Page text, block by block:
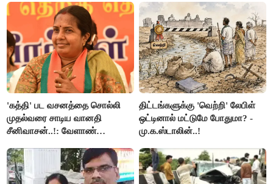
இளங்கோ
'கத்தி' பட வசனத்தை சொல்லி
முதல்வரை சாடிய வானதி
சீனிவாசன்..!: வேளாண்
எதிர்ப்பு!
திட்டங்களுக்கு 'வெற்றி' லேபிள்
ஒட்டினால் மட்டுமே போதுமா? -
மு.க.ஸ்டாலின்..!